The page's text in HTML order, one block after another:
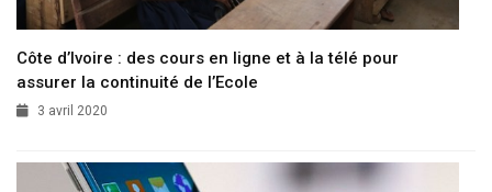
Côte d’Ivoire : des cours en ligne et à la télé pour
assurer la continuité de l’Ecole
3 avril 2020